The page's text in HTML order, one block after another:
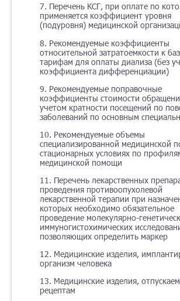
7. Перечень КСГ, при оплате по
применяется коэффициент уровня
(подуровня) медицинской
8. Рекомендуемые коэффициенты
относительной затратоемкости к
тарифам для оплаты диализа (без
коэффициента дифференциации)
9. Рекомендуемые поправочные
коэффициенты стоимости
учетом кратности посещений по
заболеваний по основным
10. Рекомендуемые объемы
специализированной медицинской
стационарных условиях по
медицинской помощи
11. Перечень лекарственных
проведения противоопухолевой
лекарственной терапии при
которых необходимо обязательное
проведение молекулярно-
иммуногистохимических
позволяющих определить маркер
12. Медицинские изделия,
организм человека
13. Медицинские изделия,
рецептам